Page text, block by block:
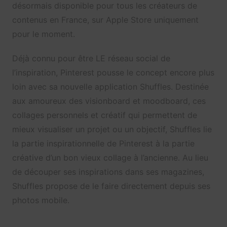
désormais disponible pour tous les créateurs de
contenus en France, sur Apple Store uniquement
pour le moment.
Déjà connu pour être LE réseau social de
l’inspiration, Pinterest pousse le concept encore plus
loin avec sa nouvelle application Shuffles. Destinée
aux amoureux des visionboard et moodboard, ces
collages personnels et créatif qui permettent de
mieux visualiser un projet ou un objectif, Shuffles lie
la partie inspirationnelle de Pinterest à la partie
créative d’un bon vieux collage à l’ancienne. Au lieu
de découper ses inspirations dans ses magazines,
Shuffles propose de le faire directement depuis ses
photos mobile.